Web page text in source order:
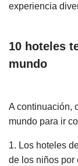
experiencia
10 hoteles
mundo
A continuación,
mundo para ir
1. Los hoteles
de los niños por